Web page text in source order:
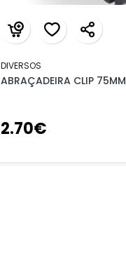
DIVERSOS
ABRAÇADEIRA CLIP 75MM
2.70€